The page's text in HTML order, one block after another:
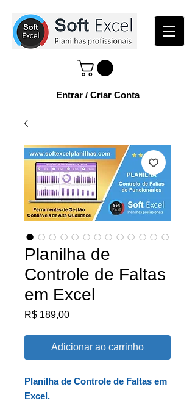
Entrar / Criar Conta
Planilha de
Controle de Faltas
em Excel
R$ 189,00Preço
Adicionar ao carrinho
Planilha de Controle de Faltas em
Excel.